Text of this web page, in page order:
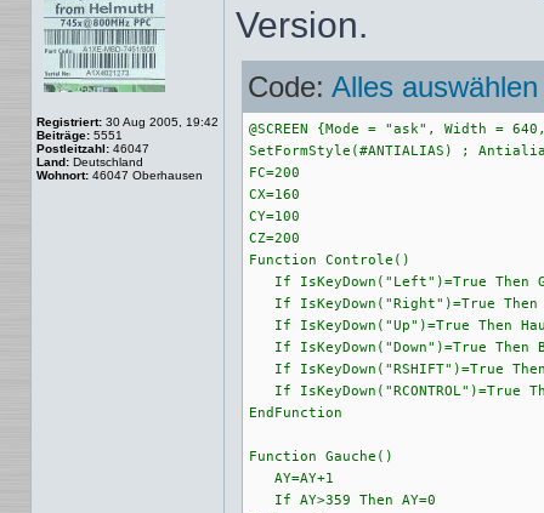
Registriert: 30 Aug 2005, 19:42
Beiträge: 5551
Postleitzahl: 46047
Land: Deutschland
Wohnort: 46047 Oberhausen
Version.
Code: Alles auswählen
@SCREEN {Mode = "ask", Width =
SetFormStyle(#ANTIALIAS) ;
FC=200
CX=160
CY=100
CZ=200
Function Controle()
If IsKeyDown("Left")=True Then
If IsKeyDown("Right")=True
If IsKeyDown("Up")=True Then
If IsKeyDown("Down")=True Then
If IsKeyDown("RSHIFT")=True
If IsKeyDown("RCONTROL")=True
EndFunction
Function Gauche()
   AY=AY+1
   If AY>359 Then AY=0